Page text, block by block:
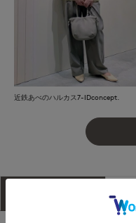
近鉄あべのハルカス7-IDconcept.